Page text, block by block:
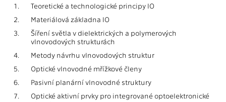
1.
Teoretické a technologické principy IO
2.
Materiálová základna IO
3.
Šíření světla v dielektrických a polymerových
vlnovodových strukturách
4.
Metody návrhu vlnovodových struktur
5.
Optické vlnovodné mřížkové členy
6.
Pasivní planární vlnovodné struktury
7.
Optické aktivní prvky pro integrované optoelektronické